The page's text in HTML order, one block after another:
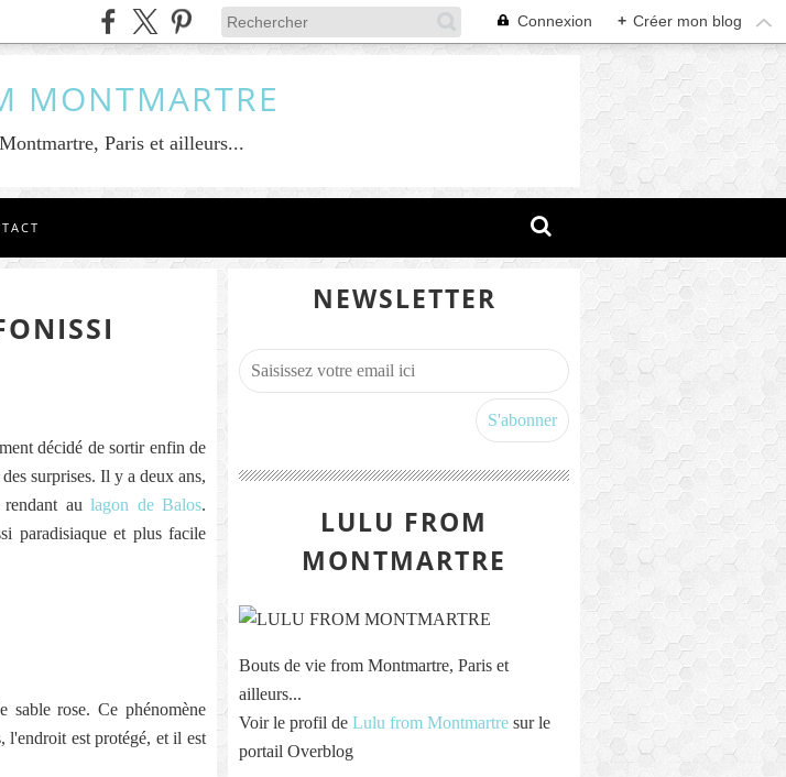
Connexion + Créer mon blog
MONTMARTRE
Paris et ailleurs...
décidé de sortir enfin de
surprises. Il y a deux ans,
rendant aulagon de Balos.
paradisiaque et plus facile
sable rose. Ce phénomène
l'endroit est protégé, et il est
NEWSLETTER
LULU FROM
MONTMARTRE
Bouts de vie from Montmartre, Paris et
ailleurs...
Voir le profil de Lulu from Montmartre sur le
portail Overblog